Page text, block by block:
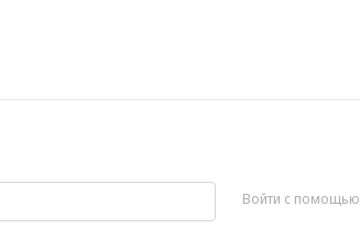
Войти с помощью